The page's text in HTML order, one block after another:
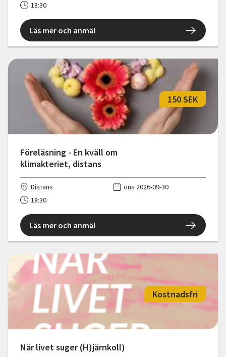
18:30
Läs mer och anmäl
Föreläsning - En kväll om
klimakteriet, distans
150 SEK
Distans
ons 2026-09-30
18:30
Läs mer och anmäl
När livet suger (H)järnkoll)
Kostnadsfri